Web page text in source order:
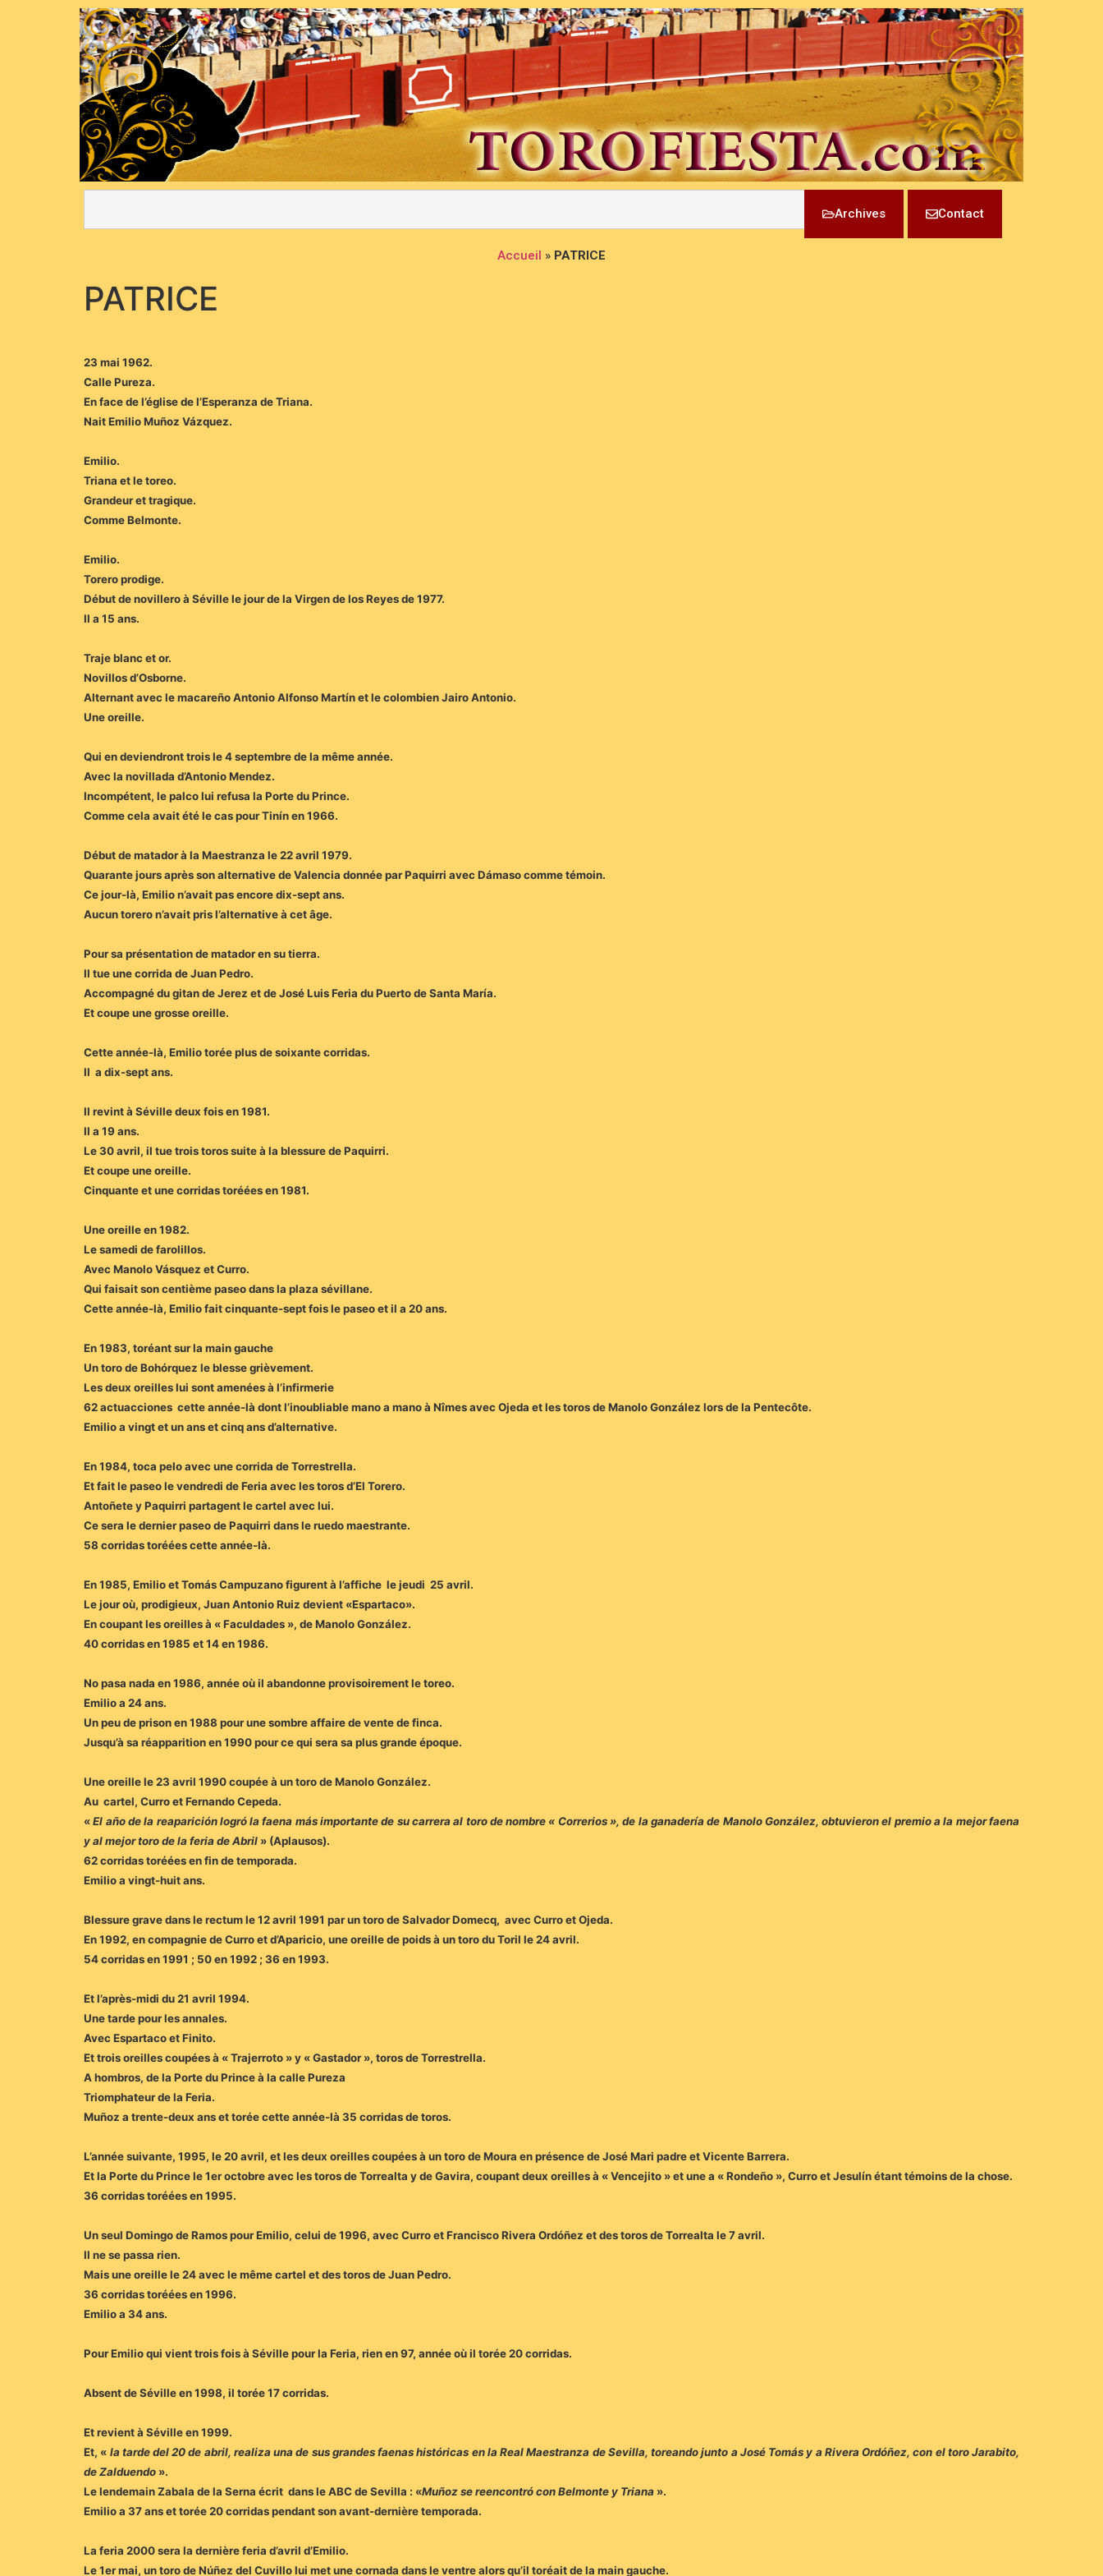
Archives Contact
Accueil » PATRICE
PATRICE
23 mai 1962.
Calle Pureza.
En face de l’église de l’Esperanza de Triana.
Nait Emilio Muñoz Vázquez.
Emilio.
Triana et le toreo.
Grandeur et tragique.
Comme Belmonte.
Emilio.
Torero prodige.
Début de novillero à Séville le jour de la Virgen de los Reyes de 1977.
Il a 15 ans.
Traje blanc et or.
Novillos d’Osborne.
Alternant avec le macareño Antonio Alfonso Martín et le colombien Jairo Antonio.
Une oreille.
Qui en deviendront trois le 4 septembre de la même année.
Avec la novillada d’Antonio Mendez.
Incompétent, le palco lui refusa la Porte du Prince.
Comme cela avait été le cas pour Tinín en 1966.
Début de matador à la Maestranza le 22 avril 1979.
Quarante jours après son alternative de Valencia donnée par Paquirri avec Dámaso comme témoin.
Ce jour-là, Emilio n’avait pas encore dix-sept ans.
Aucun torero n’avait pris l’alternative à cet âge.
Pour sa présentation de matador en su tierra.
Il tue une corrida de Juan Pedro.
Accompagné du gitan de Jerez et de José Luis Feria du Puerto de Santa María.
Et coupe une grosse oreille.
Cette année-là, Emilio torée plus de soixante corridas.
Il a dix-sept ans.
Il revint à Séville deux fois en 1981.
Il a 19 ans.
Le 30 avril, il tue trois toros suite à la blessure de Paquirri.
Et coupe une oreille.
Cinquante et une corridas toréées en 1981.
Une oreille en 1982.
Le samedi de farolillos.
Avec Manolo Vásquez et Curro.
Qui faisait son centième paseo dans la plaza sévillane.
Cette année-là, Emilio fait cinquante-sept fois le paseo et il a 20 ans.
En 1983, toréant sur la main gauche
Un toro de Bohórquez le blesse grièvement.
Les deux oreilles lui sont amenées à l’infirmerie
62 actuacciones cette année-là dont l’inoubliable mano a mano à Nîmes avec Ojeda et les toros de Manolo González lors de la Pentecôte.
Emilio a vingt et un ans et cinq ans d’alternative.
En 1984, toca pelo avec une corrida de Torrestrella.
Et fait le paseo le vendredi de Feria avec les toros d’El Torero.
Antoñete y Paquirri partagent le cartel avec lui.
Ce sera le dernier paseo de Paquirri dans le ruedo maestrante.
58 corridas toréées cette année-là.
En 1985, Emilio et Tomás Campuzano figurent à l’affiche le jeudi 25 avril.
Le jour où, prodigieux, Juan Antonio Ruiz devient «Espartaco».
En coupant les oreilles à « Faculdades », de Manolo González.
40 corridas en 1985 et 14 en 1986.
No pasa nada en 1986, année où il abandonne provisoirement le toreo.
Emilio a 24 ans.
Un peu de prison en 1988 pour une sombre affaire de vente de finca.
Jusqu’à sa réapparition en 1990 pour ce qui sera sa plus grande époque.
Une oreille le 23 avril 1990 coupée à un toro de Manolo González.
Au cartel, Curro et Fernando Cepeda.
«El año de la reaparición logró la faena más importante de su carrera al toro de nombre « Correrios », de la ganadería de Manolo González, obtuvieron el premio a la mejor faena
y al mejor toro de la feria de Abril » (Aplausos).
62 corridas toréées en fin de temporada.
Emilio a vingt-huit ans.
Blessure grave dans le rectum le 12 avril 1991 par un toro de Salvador Domecq, avec Curro et Ojeda.
En 1992, en compagnie de Curro et d’Aparicio, une oreille de poids à un toro du Toril le 24 avril.
54 corridas en 1991 ; 50 en 1992 ; 36 en 1993.
Et l’après-midi du 21 avril 1994.
Une tarde pour les annales.
Avec Espartaco et Finito.
Et trois oreilles coupées à « Trajerroto » y « Gastador », toros de Torrestrella.
A hombros, de la Porte du Prince à la calle Pureza
Triomphateur de la Feria.
Muñoz a trente-deux ans et torée cette année-là 35 corridas de toros.
L’année suivante, 1995, le 20 avril, et les deux oreilles coupées à un toro de Moura en présence de José Mari padre et Vicente Barrera.
Et la Porte du Prince le 1er octobre avec les toros de Torrealta y de Gavira, coupant deux oreilles à « Vencejito » et une a « Rondeño », Curro et Jesulín étant témoins de la chose.
36 corridas toréées en 1995.
Un seul Domingo de Ramos pour Emilio, celui de 1996, avec Curro et Francisco Rivera Ordóñez et des toros de Torrealta le 7 avril.
Il ne se passa rien.
Mais une oreille le 24 avec le même cartel et des toros de Juan Pedro.
36 corridas toréées en 1996.
Emilio a 34 ans.
Pour Emilio qui vient trois fois à Séville pour la Feria, rien en 97, année où il torée 20 corridas.
Absent de Séville en 1998, il torée 17 corridas.
Et revient à Séville en 1999.
Et, « la tarde del 20 de abril, realiza una de sus grandes faenas históricas en la Real Maestranza de Sevilla, toreando junto a José Tomás y a Rivera Ordóñez, con el toro Jarabito,
de Zalduendo ».
Le lendemain Zabala de la Serna écrit dans le ABC de Sevilla : «Muñoz se reencontró con Belmonte y Triana ».
Emilio a 37 ans et torée 20 corridas pendant son avant-dernière temporada.
La feria 2000 sera la dernière feria d’avril d’Emilio.
Le 1er mai, un toro de Núñez del Cuvillo lui met une cornada dans le ventre alors qu’il toréait de la main gauche.